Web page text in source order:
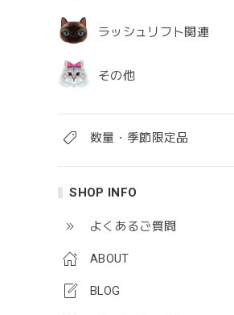
ラッシュリフト関連
その他
数量・季節限定品
SHOP INFO
よくあるご質問
ABOUT
BLOG